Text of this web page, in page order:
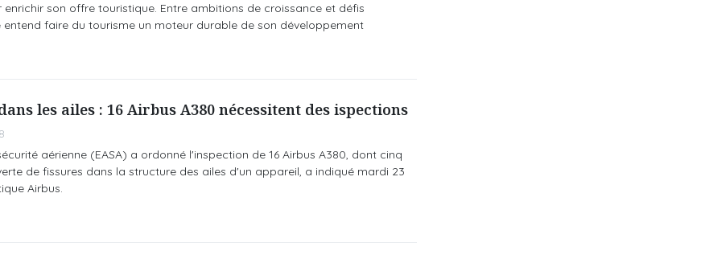
son offre touristique. Entre ambitions de croissance et défis
faire du tourisme un moteur durable de son développement
les ailes : 16 Airbus A380 nécessitent des ispections
aérienne (EASA) a ordonné l'inspection de 16 Airbus A380, dont cinq
de fissures dans la structure des ailes d'un appareil, a indiqué mardi 23
Airbus.